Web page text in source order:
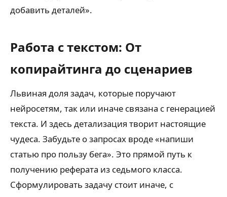
добавить деталей».
Работа с текстом: От
копирайтинга до сценариев
Львиная доля задач, которые поручают
нейросетям, так или иначе связана с генерацией
текста. И здесь детализация творит настоящие
чудеса. Забудьте о запросах вроде «напиши
статью про пользу бега». Это прямой путь к
получению реферата из седьмого класса.
Сформулировать задачу стоит иначе, с